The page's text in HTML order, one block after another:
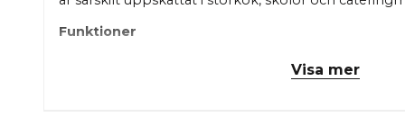
Funktioner
2, 4, 6 eller 8 gjutjärnsplattor, alla
Visa mer